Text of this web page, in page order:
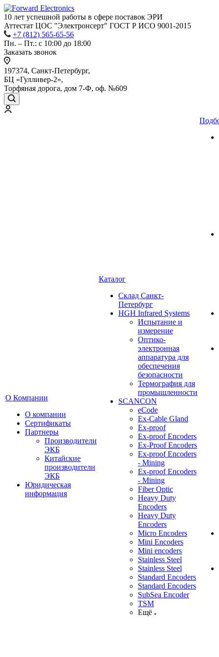
10 лет успешной работы в сфере поставок ЭРИ
Аттестат ЦОС "Электронсерт" ГОСТ Р ИСО 9001-2015
+7 (812) 565-65-56
Пн. – Пт.: с 10:00 до 18:00
Заказать звонок
197374, Санкт-Петербург,
БЦ «Гулливер-2»,
Торфяная дорога, дом 7-Ф, оф. №609
О Компании
О компании
Сертификаты
Партнеры
Производители
ЭКБ
Китайские
производители
ЭКБ
Юридическая
информация
Каталог
Cклад Санкт-
Петербург
HGH Infrared Systems
Испытание и
измерение
Оптико-
электронная
аппаратура для
обеспечения
безопасности
Термография для
промышленности
SCANCON
eCode
Ex-Cable Gland
Ex-proof
Ex-proof Encoders
Ex-Proof Encoders
Ex-proof Encoders
- Mining
Ex-proof Encoders
- Mining
Fiber Optic
Heavy Duty
Encoders
Heavy Duty
Encoders
Micro Encoders
Mini Encoders
Mini encoders
Stainless Steel
Stainless Steel
Standard Encoders
Standard Encoders
SubSea Encoder
TSM
Ещё